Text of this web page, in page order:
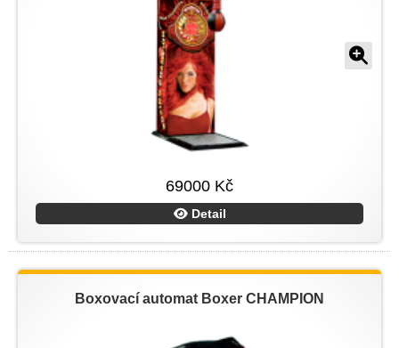
69000 Kč
Detail
Boxovací automat Boxer CHAMPION